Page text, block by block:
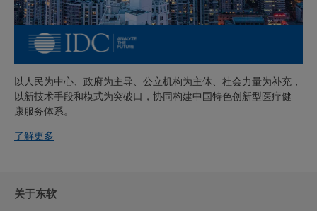
以人民为中心、政府为主导、公立机构为主体、社会力量为补充，
以新技术手段和模式为突破口，协同构建中国特色创新型医疗健
康服务体系。
了解更多
关于东软